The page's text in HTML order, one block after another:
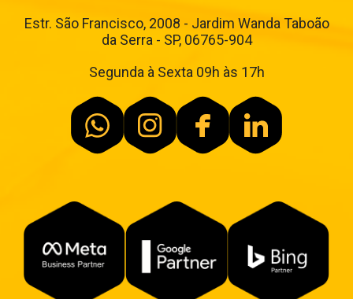
Estr. São Francisco, 2008 - Jardim Wanda Taboão
da Serra - SP, 06765-904
Segunda à Sexta 09h às 17h